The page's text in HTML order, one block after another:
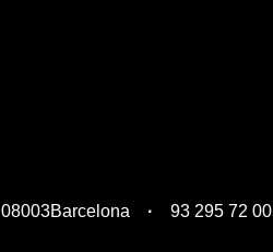
08003Barcelona 93 295 72 00